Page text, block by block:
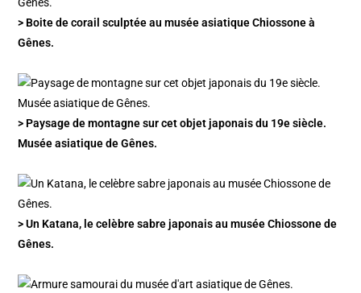
> Boite de corail sculptée au musée asiatique Chiossone à
Gênes.
> Paysage de montagne sur cet objet japonais du 19e siècle.
Musée asiatique de Gênes.
> Un Katana, le celèbre sabre japonais au musée Chiossone de
Gênes.